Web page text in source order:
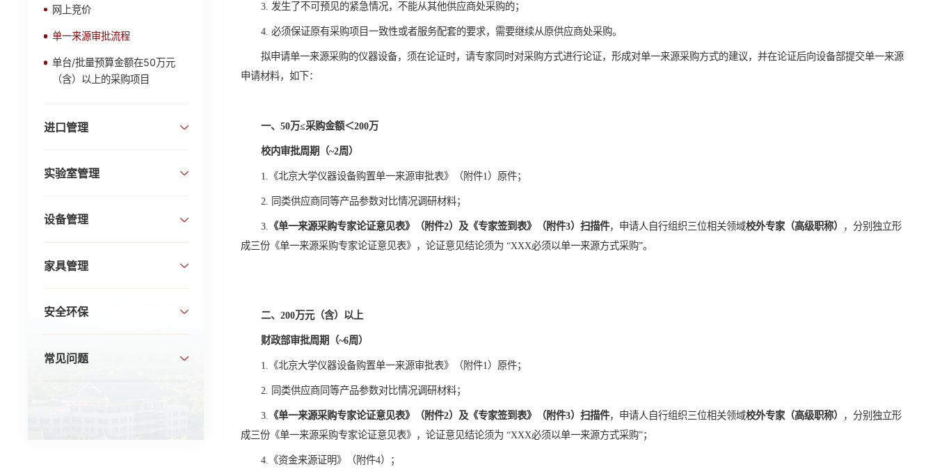
网上竞价
单一来源审批流程
单台/批量预算金额在50万元
（含）以上的采购项目
进口管理
实验室管理
设备管理
家具管理
安全环保
常见问题
3. 发生了不可预见的紧急情况，不能从其他供应商处采购的；
4. 必须保证原有采购项目一致性或者服务配套的要求，需要继续从原供应商处采购。
拟申请单一来源采购的仪器设备，须在论证时，请专家同时对采购方式进行论证，形成对单一来源采购方式的建议，并在论证后向设备部提交单一来源
申请材料，如下：
一、50万≤采购金额＜200万
校内审批周期（~2周）
1.《北京大学仪器设备购置单一来源审批表》（附件1）原件；
2. 同类供应商同等产品参数对比情况调研材料；
3. 《单一来源采购专家论证意见表》（附件2）及《专家签到表》（附件3） 扫描件，申请人自行组织三位相关领域校外专家（高级职称）
，分别独立形
成三份《单一来源采购专家论证意见表》，论证意见结论须为 “XXX必须以单一来源方式采购”。
二、200万元（含）以上
财政部审批周期（~6周）
1.《北京大学仪器设备购置单一来源审批表》（附件1）原件；
2. 同类供应商同等产品参数对比情况调研材料；
3. 《单一来源采购专家论证意见表》（附件2）及《专家签到表》（附件3） 扫描件，申请人自行组织三位相关领域校外专家（高级职称）
，分别独立形
成三份《单一来源采购专家论证意见表》，论证意见结论须为 “XXX必须以单一来源方式采购”；
4.《资金来源证明》（附件4）；